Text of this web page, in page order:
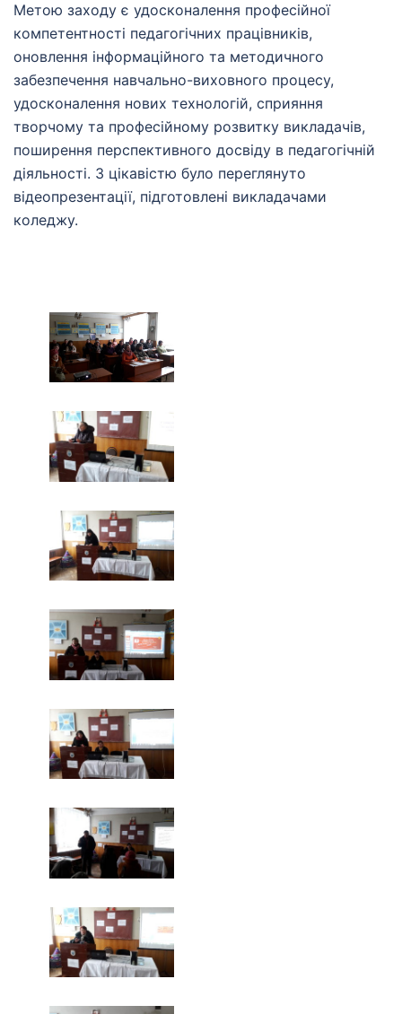
Метою заходу є удосконалення професійної
компетентності педагогічних працівників,
оновлення інформаційного та методичного
забезпечення навчально-виховного процесу,
удосконалення нових технологій, сприяння
творчому та професійному розвитку викладачів,
поширення перспективного досвіду в педагогічній
діяльності. З цікавістю було переглянуто
відеопрезентації, підготовлені викладачами
коледжу.